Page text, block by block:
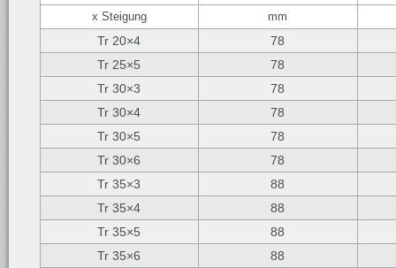
x Steigung
mm
Tr 20×4
78
Tr 25×5
78
Tr 30×3
78
Tr 30×4
78
Tr 30×5
78
Tr 30×6
78
Tr 35×3
88
Tr 35×4
88
Tr 35×5
88
Tr 35×6
88